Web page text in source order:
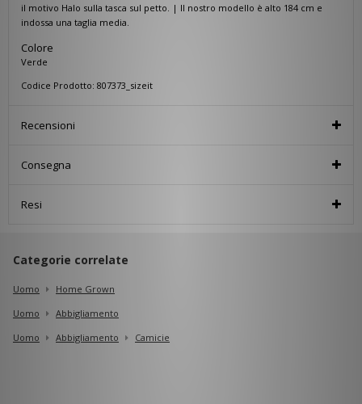
il motivo Halo sulla tasca sul petto. | Il nostro modello è alto 184 cm e
indossa una taglia media.
Colore
Verde
Codice Prodotto: 807373_sizeit
Recensioni
Consegna
Resi
Categorie correlate
Uomo
Home Grown
Uomo
Abbigliamento
Uomo
Abbigliamento Camicie